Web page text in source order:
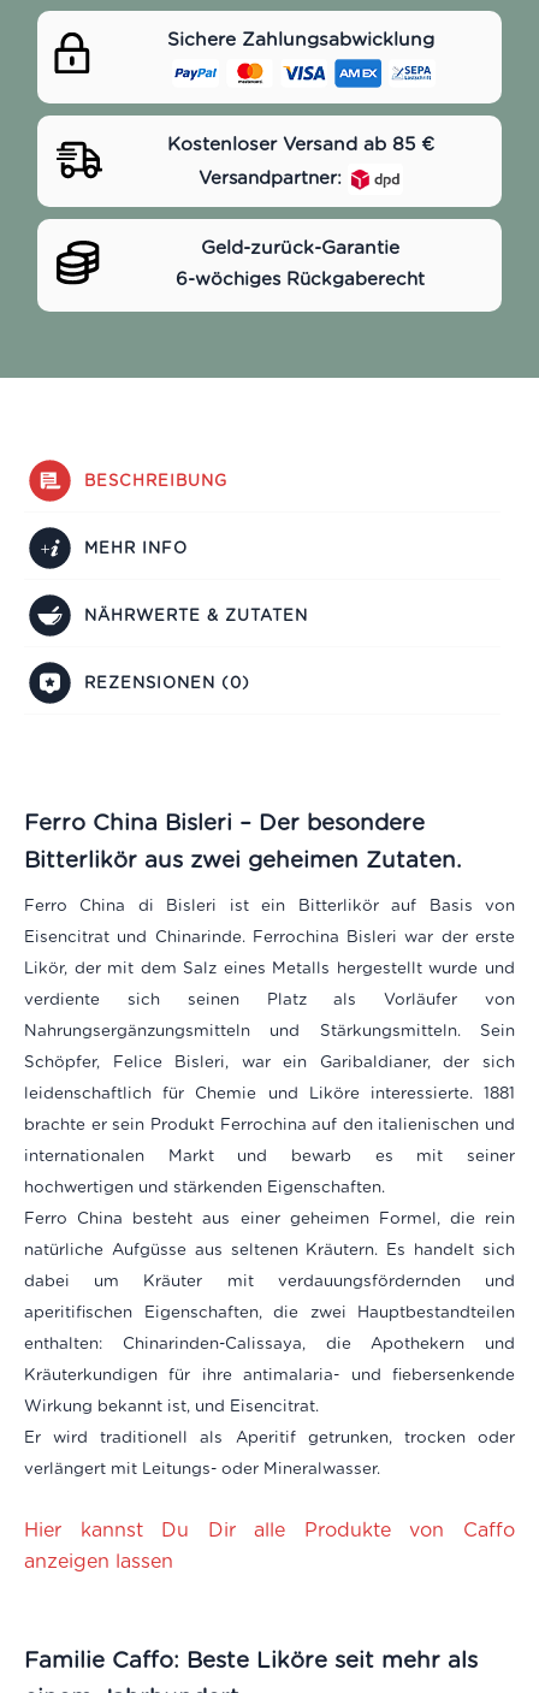
Sichere Zahlungsabwicklung
Kostenloser Versand ab 85 €
Versandpartner:
Geld-zurück-Garantie
6-wöchiges Rückgaberecht
BESCHREIBUNG
MEHR INFO
NÄHRWERTE & ZUTATEN
REZENSIONEN (0)
Ferro China Bisleri – Der besondere
Bitterlikör aus zwei geheimen Zutaten.
Ferro China di Bisleri ist ein Bitterlikör auf Basis von
Eisencitrat und Chinarinde. Ferrochina Bisleri war der erste
Likör, der mit dem Salz eines Metalls hergestellt wurde und
verdiente sich seinen Platz als Vorläufer von
Nahrungsergänzungsmitteln und Stärkungsmitteln. Sein
Schöpfer, Felice Bisleri, war ein Garibaldianer, der sich
leidenschaftlich für Chemie und Liköre interessierte. 1881
brachte er sein Produkt Ferrochina auf den italienischen und
internationalen Markt und bewarb es mit seiner
hochwertigen und stärkenden Eigenschaften.
Ferro China besteht aus einer geheimen Formel, die rein
natürliche Aufgüsse aus seltenen Kräutern. Es handelt sich
dabei um Kräuter mit verdauungsfördernden und
aperitifischen Eigenschaften, die zwei Hauptbestandteilen
enthalten: Chinarinden-Calissaya, die Apothekern und
Kräuterkundigen für ihre antimalaria- und fiebersenkende
Wirkung bekannt ist, und Eisencitrat.
Er wird traditionell als Aperitif getrunken, trocken oder
verlängert mit Leitungs- oder Mineralwasser.
Hier kannst Du Dir alle Produkte von Caffo
anzeigen lassen
Familie Caffo: Beste Liköre seit mehr als